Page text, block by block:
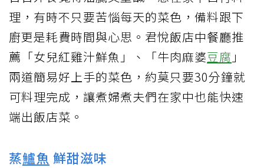
理，有時不只要苦惱每天的菜色，備料跟下
廚更是耗費時間與心思。君悅飯店中餐廳推
薦「女兒紅雞汁鮮魚」、「牛肉麻婆豆腐 」
兩道簡易好上手的菜色，約莫只要30分鐘就
可料理完成，讓煮婦煮夫們在家中也能快速
端出飯店菜。
蒸鱸魚 鮮甜滋味